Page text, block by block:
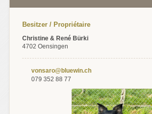
Besitzer / Propriétaire
Christine & René Bürki
4702 Oensingen
vonsaro@bluewin.ch
079 352 88 77